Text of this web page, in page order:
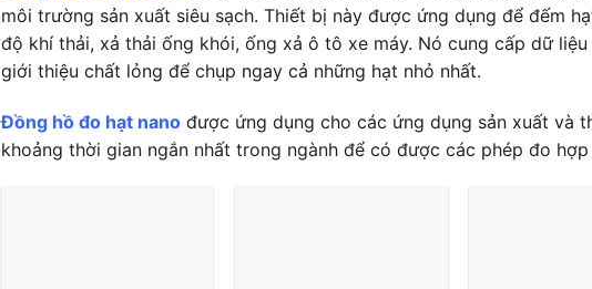
môi trường sản xuất siêu sạch. Thiết bị này được ứng dụng để đếm
độ khí thải, xả thải ống khói, ống xả ô tô xe máy. Nó cung cấp dữ
giới thiệu chất lỏng để chụp ngay cả những hạt nhỏ nhất.
Đồng hồ đo hạt nano được ứng dụng cho các ứng dụng sản xuất và
khoảng thời gian ngắn nhất trong ngành để có được các phép đo